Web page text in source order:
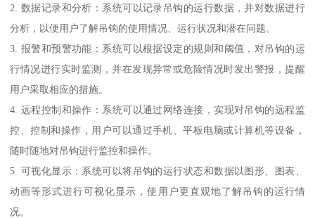
2. 数据记录和分析：系统可以记录吊钩的运行数据，并对数据进行
分析，以便用户了解吊钩的使用情况、运行状况和潜在问题。
3. 报警和预警功能：系统可以根据设定的规则和阈值，对吊钩的运
行情况进行实时监测，并在发现异常或危险情况时发出警报，提醒
用户采取相应的措施。
4. 远程控制和操作：系统可以通过网络连接，实现对吊钩的远程监
控、控制和操作，用户可以通过手机、平板电脑或计算机等设备，
随时随地对吊钩进行监控和操作。
5. 可视化显示：系统可以将吊钩的运行状态和数据以图形、图表、
动画等形式进行可视化显示，使用户更直观地了解吊钩的运行情
况。